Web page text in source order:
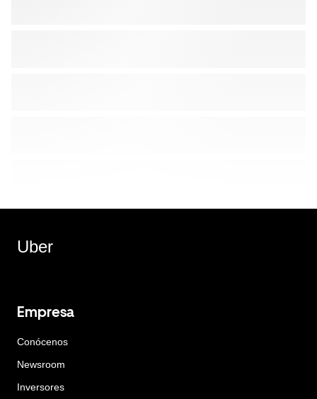
Uber
Empresa
Conócenos
Newsroom
Inversores